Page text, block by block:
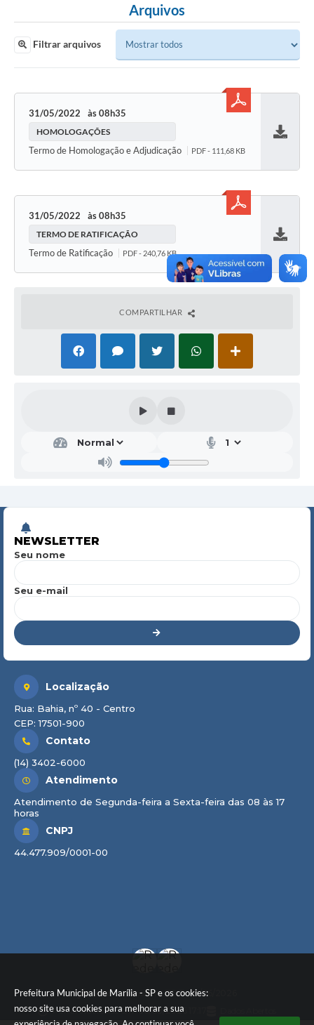
Prefeitura Municipal de Marília - SP e os cookies:
nosso site usa cookies para melhorar a sua
Arquivos
Filtrar arquivos
31/05/2022 08h35
HOMOLOGAÇÕES
Termo de Homologação e Adjudicação PDF - 111,68 KB
31/05/2022 08h35
TERMO DE RATIFICAÇÃO
Termo de Ratificação PDF - 240,76 KB
COMPARTILHAR
NEWSLETTER
Seu nome
Seu e-mail
Localização
Rua: Bahia, nº 40 - Centro
CEP: 17501-900
Contato
(14) 3402-6000
Atendimento
Atendimento de Segunda-feira a Sexta-feira das 08 às 17
horas
CNPJ
44.477.909/0001-00
Versão do Sistema: 3.5.3 - 19/06/2026
Portal atualizado em:06/08/2026 17:17